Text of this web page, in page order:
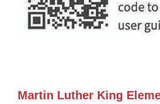
Martin Luther King